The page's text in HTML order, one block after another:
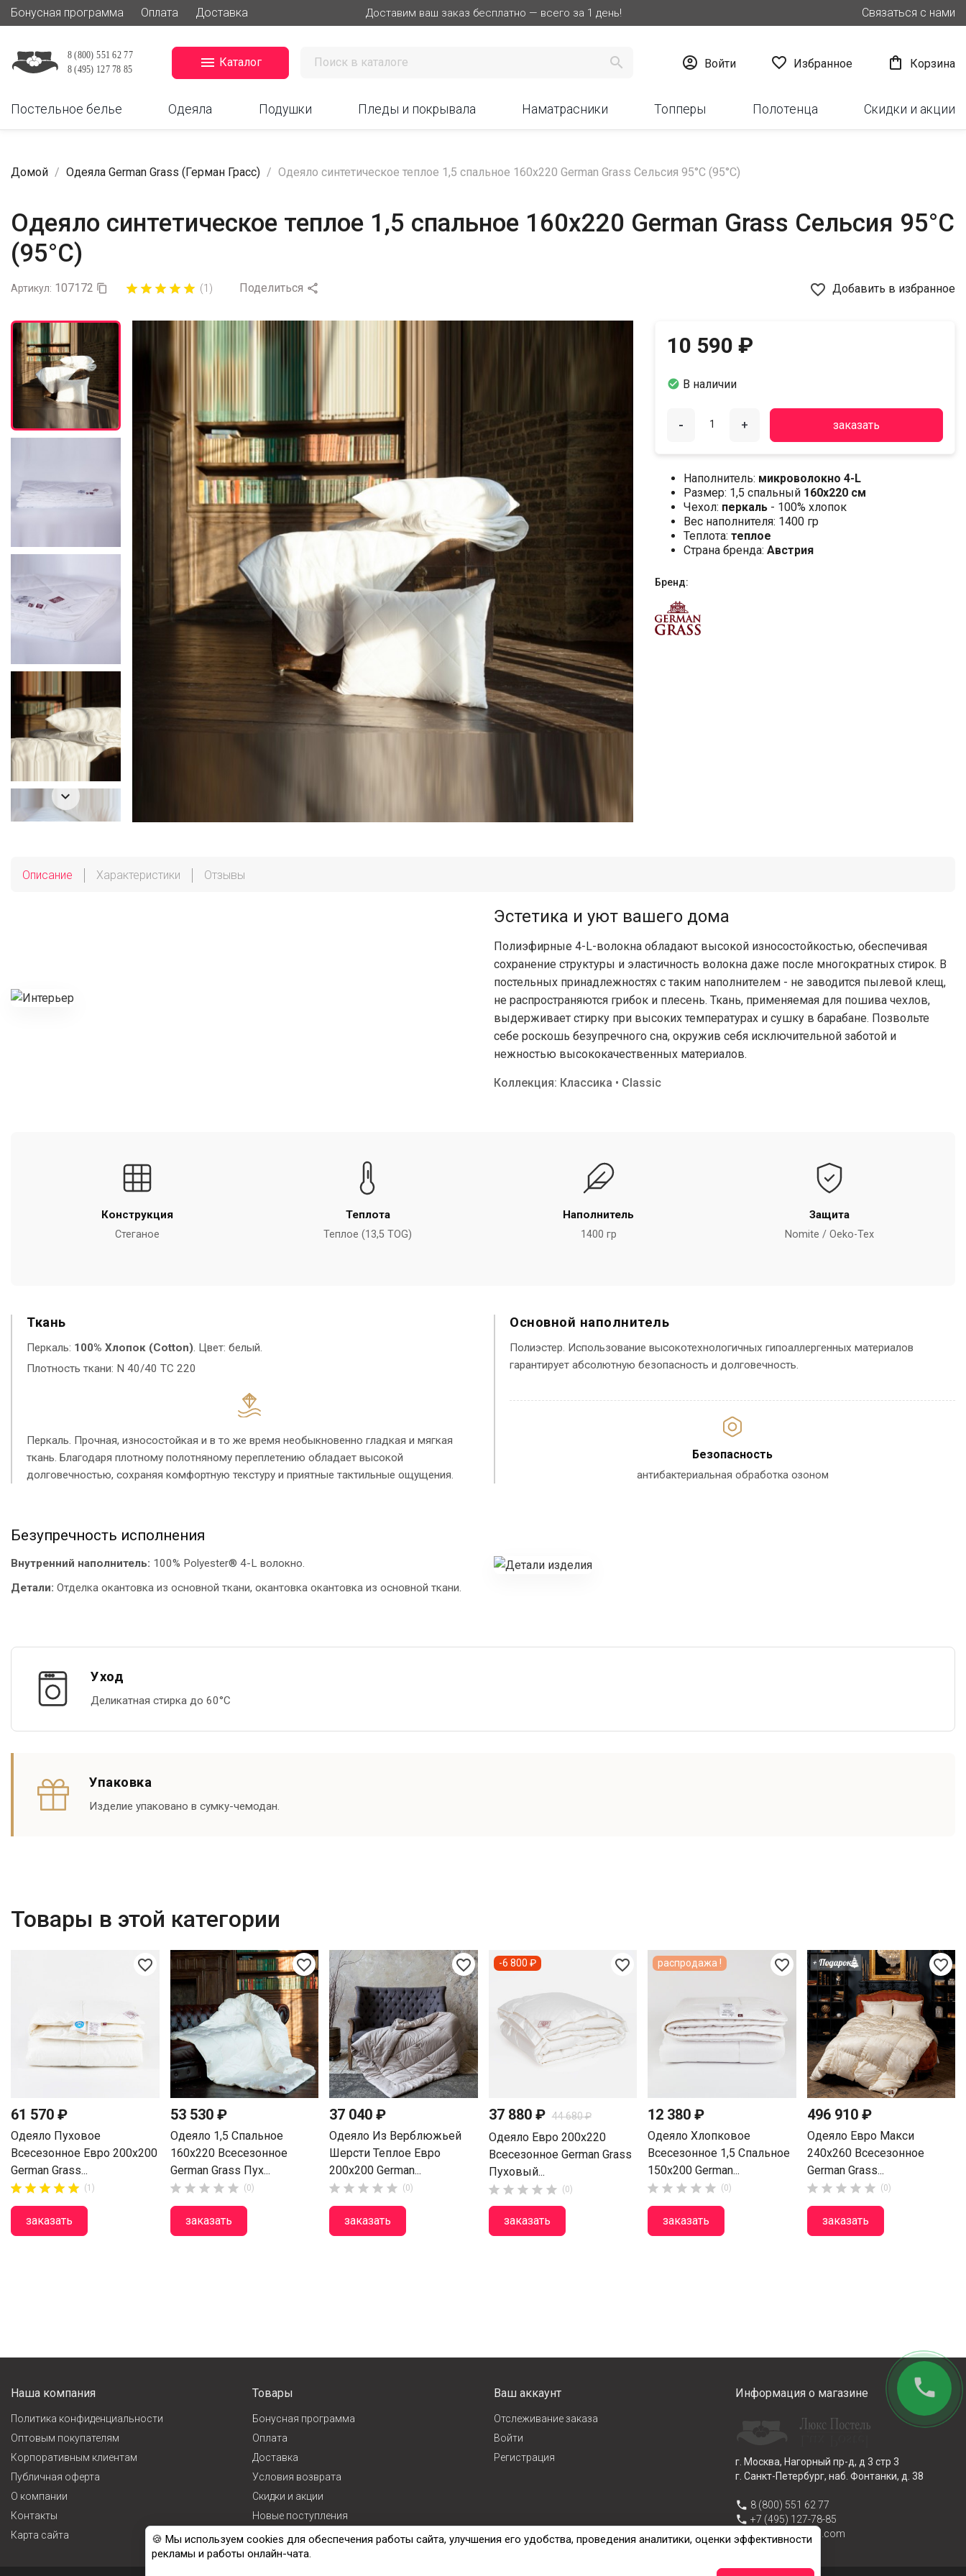
Бонусная программа Оплата Доставка Доставим ваш заказ бесплатно — всего за 1 день! Связаться с нами
 Каталог   Войти  Избранное  Корзина
Постельное белье Одеяла Подушки Пледы и покрывала Наматрасники Топперы Полотенца Скидки и акции
Домой Одеяла German Grass (Герман Грасс) Одеяло синтетическое теплое 1,5 спальное 160х220 German Grass Сельсия 95°C (95°C)
Одеяло синтетическое теплое 1,5 спальное 160х220 German Grass Сельсия 95°C
(95°C)
Артикул: 107172  
 (1) Поделиться  favorite_border Добавить в избранное

10 590 ₽
 В наличии
- + заказать
Наполнитель: микроволокно 4-L
Размер: 1,5 спальный 160х220 см
Чехол: перкаль - 100% хлопок
Вес наполнителя: 1400 гр
Теплота: теплое
Страна бренда: Австрия
Бренд:
Описание Характеристики Отзывы
Эстетика и уют вашего дома
Полиэфирные 4-L-волокна обладают высокой износостойкостью, обеспечивая
сохранение структуры и эластичность волокна даже после многократных стирок. В
постельных принадлежностях с таким наполнителем - не заводится пылевой клещ,
не распространяются грибок и плесень. Ткань, применяемая для пошива чехлов,
выдерживает стирку при высоких температурах и сушку в барабане. Позвольте
себе роскошь безупречного сна, окружив себя исключительной заботой и
нежностью высококачественных материалов.
Коллекция: Классика • Classic
Конструкция
Стеганое
Теплота
Теплое (13,5 TOG)
Наполнитель
1400 гр
Защита
Nomite / Oeko-Tex
Ткань
Перкаль: 100% Хлопок (Cotton). Цвет: белый.
Плотность ткани: N 40/40 TC 220
Перкаль. Прочная, износостойкая и в то же время необыкновенно гладкая и мягкая
ткань. Благодаря плотному полотняному переплетению обладает высокой
долговечностью, сохраняя комфортную текстуру и приятные тактильные ощущения.
Основной наполнитель
Полиэстер. Использование высокотехнологичных гипоаллергенных материалов
гарантирует абсолютную безопасность и долговечность.
Безопасность
антибактериальная обработка озоном
Безупречность исполнения
Внутренний наполнитель: 100% Polyester® 4-L волокно.
Детали: Отделка окантовка из основной ткани, окантовка окантовка из основной ткани.
Уход
Деликатная стирка до 60°С
Упаковка
Изделие упаковано в сумку-чемодан.
Товары в этой категории
favorite_border
61 570 ₽
Одеяло Пуховое
Всесезонное Евро 200х200
German Grass...

 (1)
заказать
favorite_border
53 530 ₽
Одеяло 1,5 Спальное
160х220 Всесезонное
German Grass Пух...
     (0)
заказать
favorite_border
37 040 ₽
Одеяло Из Верблюжьей
Шерсти Теплое Евро
200х200 German...
     (0)
заказать
favorite_border
37 880 ₽ 44 680 ₽
Одеяло Евро 200х220
Всесезонное German Grass
Пуховый...
     (0)
заказать
-6 800 ₽ favorite_border
12 380 ₽
Одеяло Хлопковое
Всесезонное 1,5 Спальное
150х200 German...
     (0)
заказать
распродажа ! favorite_border
496 910 ₽
Одеяло Евро Макси
240х260 Всесезонное
German Grass...
     (0)
заказать
Наша компания
Политика конфиденциальности
Оптовым покупателям
Корпоративным клиентам
Публичная оферта
О компании
Контакты
Карта сайта
Товары
Бонусная программа
Оплата
Доставка
Условия возврата
Cкидки и акции
Новые поступления
Лидеры продаж
Ваш аккаунт
Отслеживание заказа
Войти
Регистрация
Информация о магазине
г. Москва, Нагорный пр-д, д 3 стр 3
г. Санкт-Петербург, наб. Фонтанки, д. 38
phone 8 (800) 551 62 77
phone +7 (495) 127-78-85
email info@lux-postel.com
🍪 Мы используем cookies для обеспечения работы сайта, улучшения его удобства, проведения аналитики, оценки эффективности
рекламы и работы онлайн-чата.
phone